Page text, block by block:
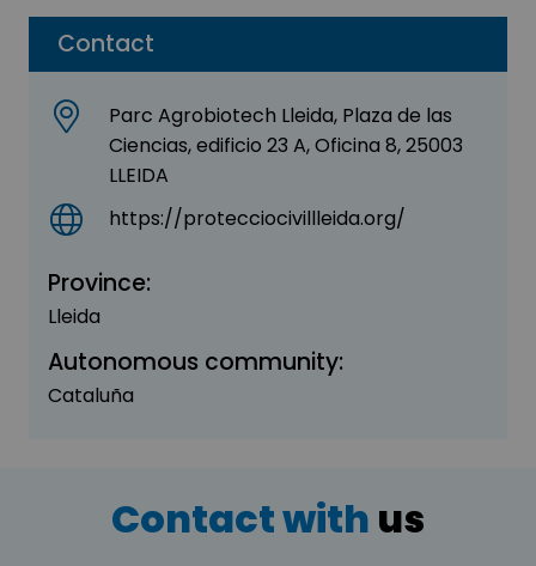
Contact
Parc Agrobiotech Lleida, Plaza de las
Ciencias, edificio 23 A, Oficina 8, 25003
LLEIDA
https://protecciocivillleida.org/
Province:
Lleida
Autonomous community:
Cataluña
Contact with us